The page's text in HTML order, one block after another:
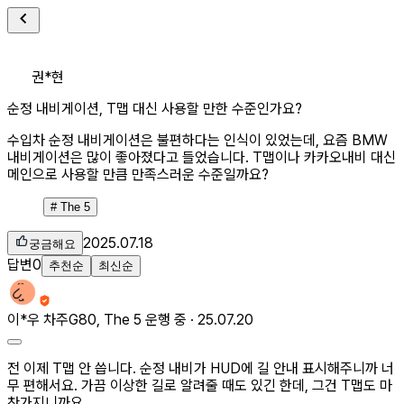
권*현
순정 내비게이션, T맵 대신 사용할 만한 수준인가요?
수입차 순정 내비게이션은 불편하다는 인식이 있었는데, 요즘 BMW
내비게이션은 많이 좋아졌다고 들었습니다. T맵이나 카카오내비 대신
메인으로 사용할 만큼 만족스러운 수준일까요?
# The 5
궁금해요 2025.07.18
답변0 추천순 최신순
이*우 차주G80, The 5 운행 중 · 25.07.20
전 이제 T맵 안 씁니다. 순정 내비가 HUD에 길 안내 표시해주니까 너
무 편해서요. 가끔 이상한 길로 알려줄 때도 있긴 한데, 그건 T맵도 마